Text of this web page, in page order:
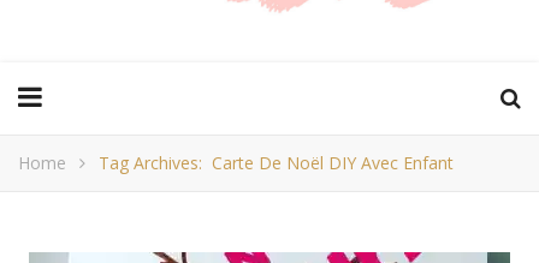
Home Tag Archives: Carte De Noël DIY Avec Enfant